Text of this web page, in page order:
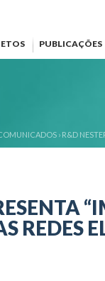
PUBLICAÇÕES
› R&D
REDES